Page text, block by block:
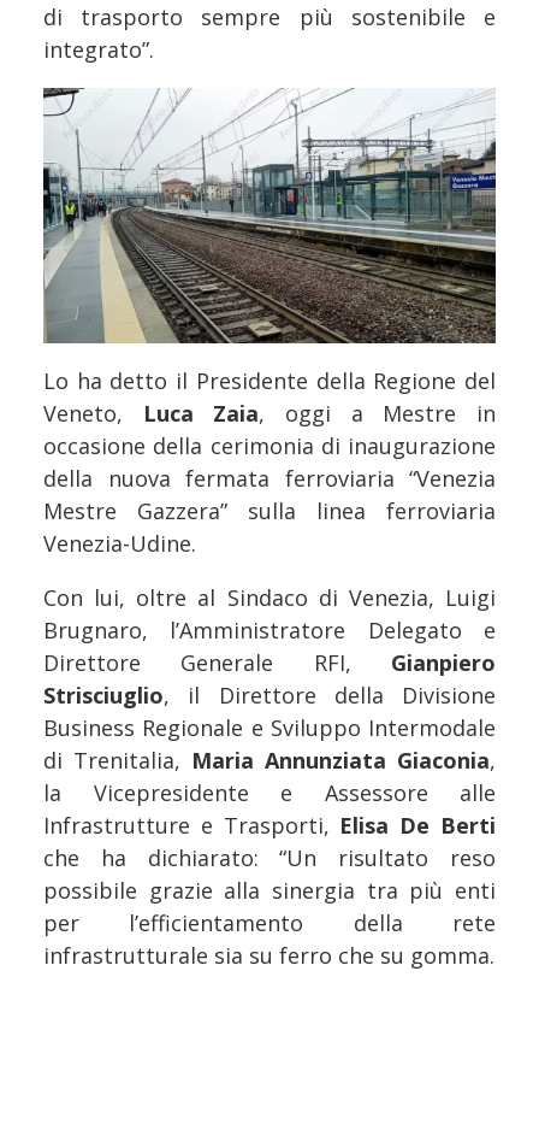
di trasporto sempre più sostenibile e
integrato”.
Lo ha detto il Presidente della Regione del
Veneto, Luca Zaia, oggi a Mestre in
occasione della cerimonia di inaugurazione
della nuova fermata ferroviaria “Venezia
Mestre Gazzera” sulla linea ferroviaria
Venezia-Udine.
Con lui, oltre al Sindaco di Venezia, Luigi
Brugnaro, l’Amministratore Delegato e
Direttore Generale RFI, Gianpiero
Strisciuglio, il Direttore della Divisione
Business Regionale e Sviluppo Intermodale
di Trenitalia, Maria Annunziata Giaconia,
la Vicepresidente e Assessore alle
Infrastrutture e Trasporti, Elisa De Berti
che ha dichiarato: “Un risultato reso
possibile grazie alla sinergia tra più enti
per l’efficientamento della rete
infrastrutturale sia su ferro che su gomma.